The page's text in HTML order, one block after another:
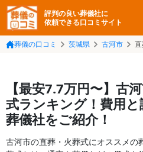
評判の良い葬儀社に
依頼できる口コミサイト
葬儀の口コミ 茨城県 古河市
【最安7.7万円〜】古
式ランキング！費用
葬儀社をご紹介！
古河市の直葬・火葬式にオススメの